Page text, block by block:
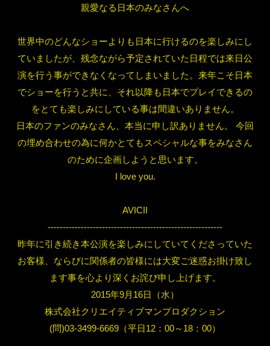
親愛なる日本のみなさんへ
世界中のどんなショーよりも日本に行けるのを楽しみにし
ていましたが、残念ながら予定されていた日程では来日公
演を行う事ができなくなってしまいました。来年こそ日本
でショーを行うと共に、それ以降も日本でプレイできるの
をとても楽しみにしている事は間違いありません。
日本のファンのみなさん、本当に申し訳ありません。 今回
の埋め合わせの為に何かとてもスペシャルな事をみなさん
のために企画しようと思います。
I love you.
AVICII
----------------------------------------------------------
昨年に引き続き本公演を楽しみにしていてくださっていた
お客様、ならびに関係者の皆様には大変ご迷惑お掛け致し
ます事を心より深くお詫び申し上げます。
2015年9月16日（水）
株式会社クリエイティブマンプロダクション
(問)03-3499-6669（平日12：00～18：00）